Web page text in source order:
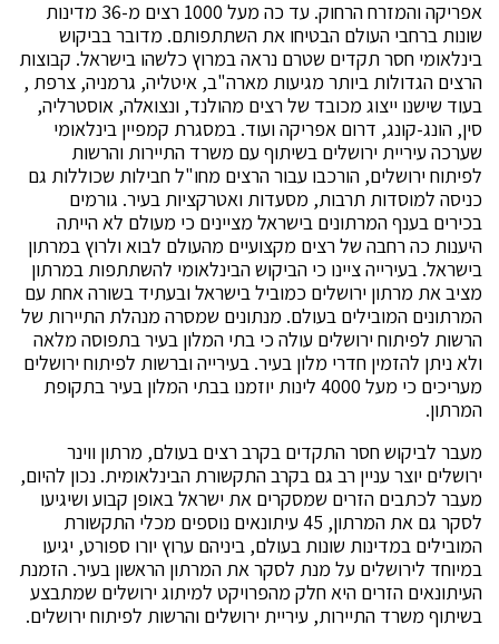
אפריקה והמזרח הרחוק. עד כה מעל 1000 רצים מ-36 מדינות
שונות ברחבי העולם הבטיחו את השתתפותם. מדובר בביקוש
בינלאומי חסר תקדים שטרם נראה במרוץ כלשהו בישראל. קבוצות
הרצים הגדולות ביותר מגיעות מארה"ב, איטליה, גרמניה, צרפת ,
בעוד שישנו ייצוג מכובד של רצים מהולנד, ונצואלה, אוסטרליה,
סין, הונג-קונג, דרום אפריקה ועוד. במסגרת קמפיין בינלאומי
שערכה עיריית ירושלים בשיתוף עם משרד התיירות והרשות
לפיתוח ירושלים, הורכבו עבור הרצים מחו"ל חבילות שכוללות גם
כניסה למוסדות תרבות, מסעדות ואטרקציות בעיר. גורמים
בכירים בענף המרתונים בישראל מציינים כי מעולם לא הייתה
היענות כה רחבה של רצים מקצועיים מהעולם לבוא ולרוץ במרתון
בישראל. בעירייה ציינו כי הביקוש הבינלאומי להשתתפות במרתון
מציב את מרתון ירושלים כמוביל בישראל ובעתיד בשורה אחת עם
המרתונים המובילים בעולם. מנתונים שמסרה מנהלת התיירות של
הרשות לפיתוח ירושלים עולה כי בתי המלון בעיר בתפוסה מלאה
ולא ניתן להזמין חדרי מלון בעיר. בעירייה וברשות לפיתוח ירושלים
מעריכים כי מעל 4000 לינות יוזמנו בבתי המלון בעיר בתקופת
המרתון.
מעבר לביקוש חסר התקדים בקרב רצים בעולם, מרתון ווינר
ירושלים יוצר עניין רב גם בקרב התקשורת הבינלאומית. נכון להיום,
מעבר לכתבים הזרים שמסקרים את ישראל באופן קבוע ושיגיעו
לסקר גם את המרתון, 45 עיתונאים נוספים מכלי התקשורת
המובילים במדינות שונות בעולם, ביניהם ערוץ יורו ספורט, יגיעו
במיוחד לירושלים על מנת לסקר את המרתון הראשון בעיר. הזמנת
העיתונאים הזרים היא חלק מהפרויקט למיתוג ירושלים שמתבצע
בשיתוף משרד התיירות, עיריית ירושלים והרשות לפיתוח ירושלים.